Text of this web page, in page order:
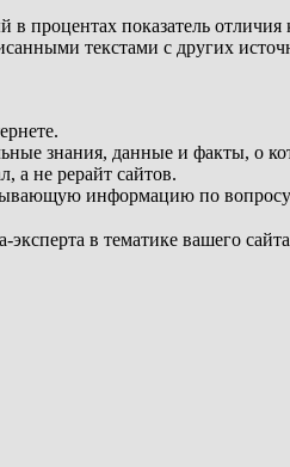
показатель отличия
текстами с других
знания, данные и факты, о
а не рерайт сайтов.
информацию по вопросу
эксперта в тематике вашего